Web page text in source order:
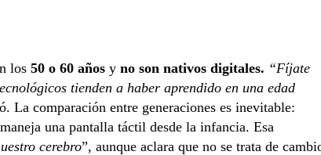
los 50 o 60 años y no son nativos digitales. “Fíjate
tienden a haber aprendido en una edad
La comparación entre generaciones es inevitable:
una pantalla táctil desde la infancia. Esa
cerebro”, aunque aclara que no se trata de